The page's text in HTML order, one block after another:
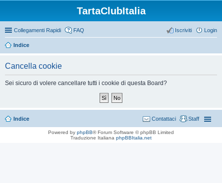
TartaClubItalia
Collegamenti Rapidi FAQ Login
Iscriviti
Indice
Cancella cookie
Sei sicuro di volere cancellare tutti i cookie di questa Board?
Indice Staff
Contattaci
Powered by phpBB® Forum Software © phpBB Limited
Traduzione Italiana phpBBItalia.net